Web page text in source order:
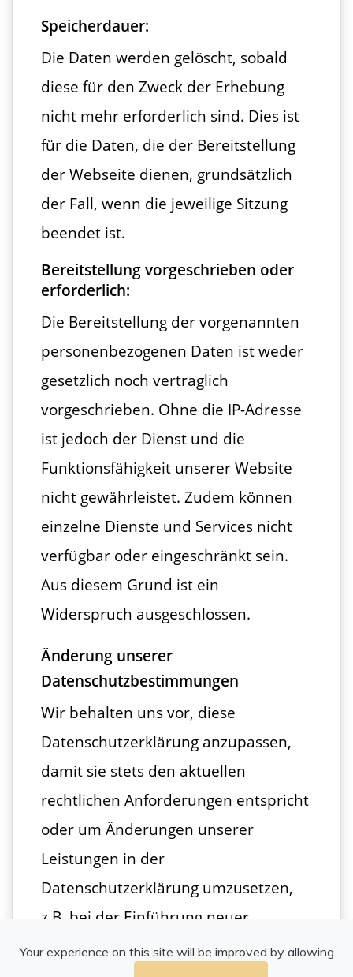
Your experience on this site will be improved by allowing
Speicherdauer:
Die Daten werden gelöscht, sobald
diese für den Zweck der Erhebung
nicht mehr erforderlich sind. Dies ist
für die Daten, die der Bereitstellung
der Webseite dienen, grundsätzlich
der Fall, wenn die jeweilige Sitzung
beendet ist.
Bereitstellung vorgeschrieben oder
erforderlich:
Die Bereitstellung der vorgenannten
personenbezogenen Daten ist weder
gesetzlich noch vertraglich
vorgeschrieben. Ohne die IP-Adresse
ist jedoch der Dienst und die
Funktionsfähigkeit unserer Website
nicht gewährleistet. Zudem können
einzelne Dienste und Services nicht
verfügbar oder eingeschränkt sein.
Aus diesem Grund ist ein
Widerspruch ausgeschlossen.
Änderung unserer
Datenschutzbestimmungen
Wir behalten uns vor, diese
Datenschutzerklärung anzupassen,
damit sie stets den aktuellen
rechtlichen Anforderungen entspricht
oder um Änderungen unserer
Leistungen in der
Datenschutzerklärung umzusetzen,
z.B. bei der Einführung neuer
Services. Für Ihren erneuten Besuch